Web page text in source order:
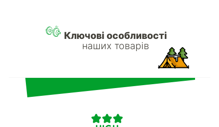
Ключові особливості
наших товарів